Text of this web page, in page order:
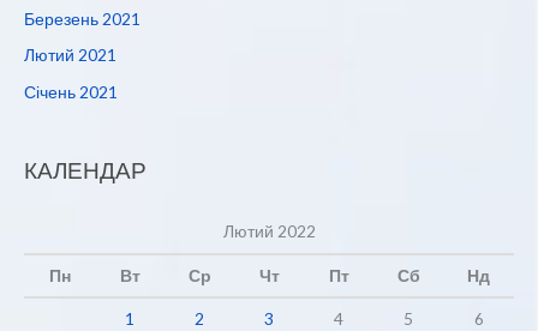
Березень 2021
Лютий 2021
Січень 2021
КАЛЕНДАР
Лютий 2022
Пн Вт Ср Чт Пт Сб Нд
1 2 3 4 5
6